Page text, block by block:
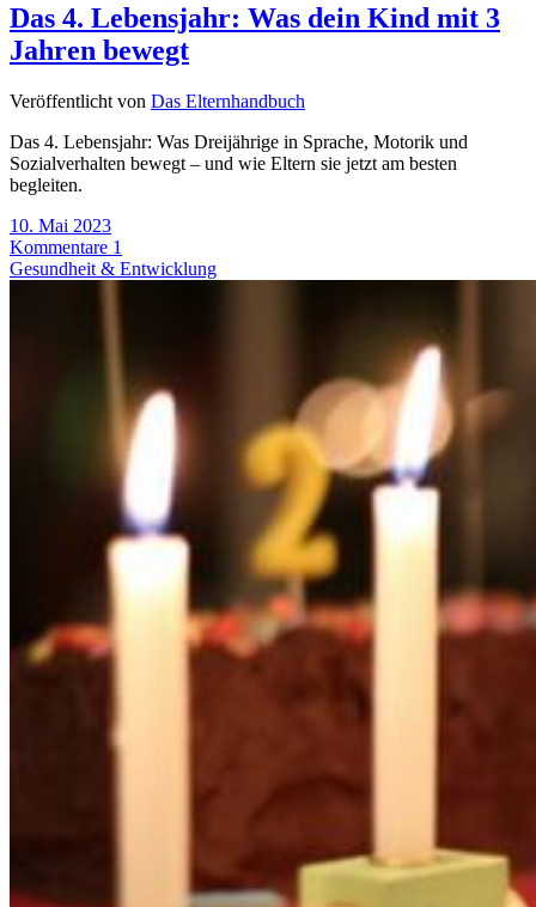
Das 4. Lebensjahr: Was dein Kind mit 3
Jahren bewegt
Veröffentlicht von Das Elternhandbuch
Das 4. Lebensjahr: Was Dreijährige in Sprache, Motorik und
Sozialverhalten bewegt – und wie Eltern sie jetzt am besten
begleiten.
10. Mai 2023
Kommentare 1
Gesundheit & Entwicklung